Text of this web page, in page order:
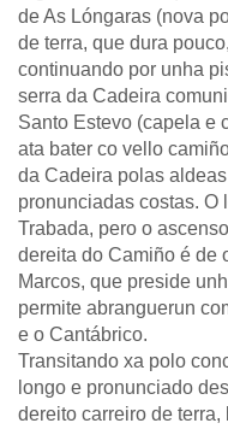
de As Lóngaras (nova
de terra, que dura
continuando por unha
serra da Cadeira
Santo Estevo (capela e
ata bater co vello
da Cadeira polas
pronunciadas costas. O
Trabada, pero o
dereita do Camiño é de
Marcos, que preside
permite abranguerun
e o Cantábrico.
Transitando xa polo
longo e pronunciado
dereito carreiro de